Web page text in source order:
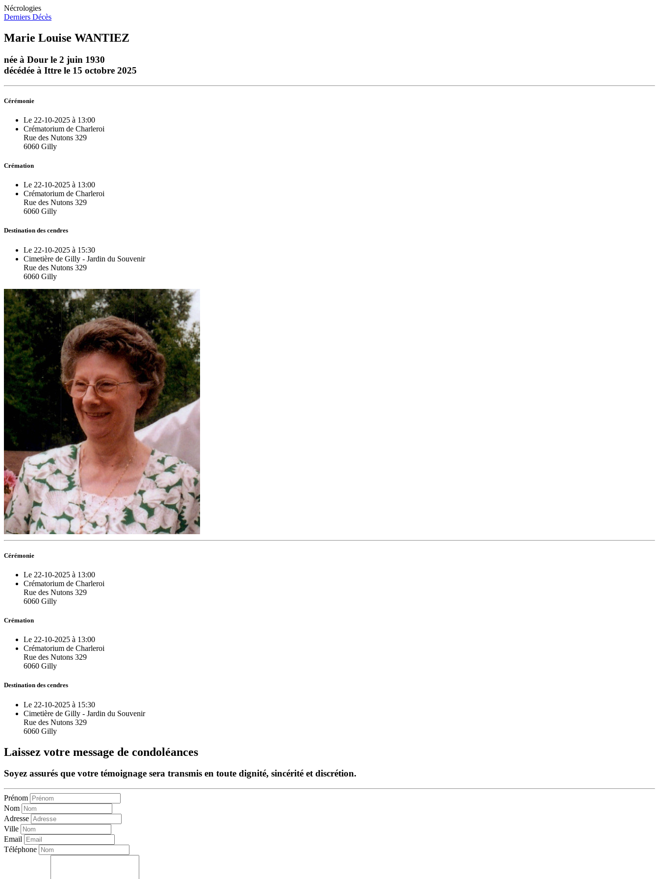
Nécrologies
Derniers Décès
Marie Louise WANTIEZ
née à Dour le 2 juin 1930
décédée à Ittre le 15 octobre 2025
Cérémonie
Le 22-10-2025 à 13:00
Crématorium de Charleroi
Rue des Nutons 329
6060 Gilly
Crémation
Le 22-10-2025 à 13:00
Crématorium de Charleroi
Rue des Nutons 329
6060 Gilly
Destination des cendres
Le 22-10-2025 à 15:30
Cimetière de Gilly - Jardin du Souvenir
Rue des Nutons 329
6060 Gilly
Cérémonie
Le 22-10-2025 à 13:00
Crématorium de Charleroi
Rue des Nutons 329
6060 Gilly
Crémation
Le 22-10-2025 à 13:00
Crématorium de Charleroi
Rue des Nutons 329
6060 Gilly
Destination des cendres
Le 22-10-2025 à 15:30
Cimetière de Gilly - Jardin du Souvenir
Rue des Nutons 329
6060 Gilly
Laissez votre message de condoléances
Soyez assurés que votre témoignage sera transmis en toute dignité, sincérité et discrétion.
Prénom
Nom
Adresse
Ville
Email
Téléphone